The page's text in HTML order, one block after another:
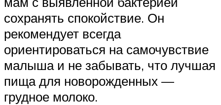
сохранять спокойствие. Он
рекомендует всегда
ориентироваться на самочувствие
малыша и не забывать, что лучшая
пища для новорожденных —
грудное молоко.